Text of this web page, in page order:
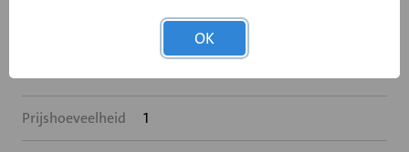
Nee
Prijshoeveelheid 1
OK